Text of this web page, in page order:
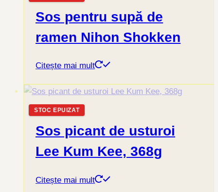
Sos pentru supă de
ramen Nihon Shokken
Citește mai mult
STOC EPUIZAT
Sos picant de usturoi
Lee Kum Kee, 368g
Citește mai mult